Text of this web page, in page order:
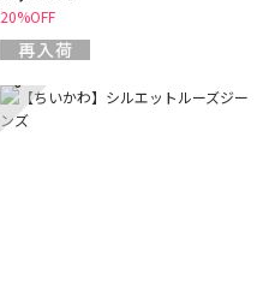
20%OFF
6